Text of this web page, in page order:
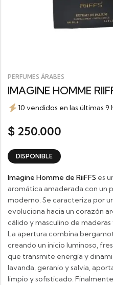
PERFUMES ÁRABES
IMAGINE HOMME
10 vendidos en las últimas 9
$ 250.000
DISPONIBLE
Imagine Homme de RiiFFS es
aromática amaderada con un
moderno. Se caracteriza por
evoluciona hacia un corazón
cálido y masculino de maderas
La apertura combina
creando un inicio luminoso,
que transmite energía y
lavanda, geranio y salvia,
limpio y sofisticado.